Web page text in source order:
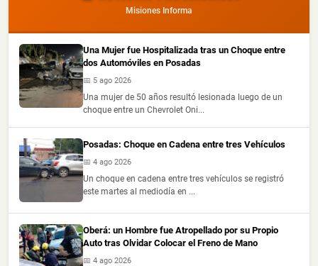
Misiones Informa
Una Mujer fue Hospitalizada tras un Choque entre
dos Automóviles en Posadas
📅 5 ago 2026
Una mujer de 50 años resultó lesionada luego de un
choque entre un Chevrolet Oni...
Posadas: Choque en Cadena entre tres Vehículos
📅 4 ago 2026
Un choque en cadena entre tres vehículos se registró
este martes al mediodía en ...
Oberá: un Hombre fue Atropellado por su Propio
Auto tras Olvidar Colocar el Freno de Mano
📅 4 ago 2026